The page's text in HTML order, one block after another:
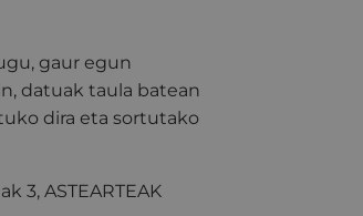
gaur egun
datuak taula batean
dira eta sortutako
3, ASTEARTEAK